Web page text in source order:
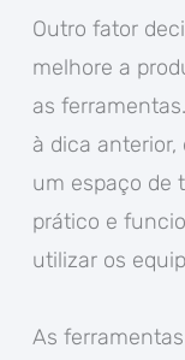
Outro fator
melhore a
as
à dica
um espaço de
prático e
utilizar os
As